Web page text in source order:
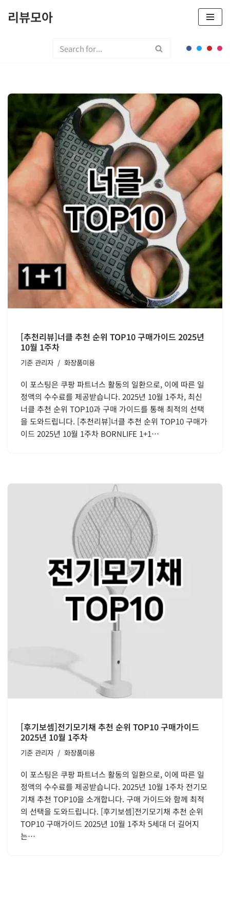
리뷰모아
[추천리뷰]너클 추천 순위 TOP10 구매가이드 2025년
10월 1주차
기준 관리자 화장품미용
이 포스팅은 쿠팡 파트너스 활동의 일환으로, 이에 따른 일
정액의 수수료를 제공받습니다. 2025년 10월 1주차, 최신
너클 추천 순위 TOP10과 구매 가이드를 통해 최적의 선택
을 도와드립니다. [추천리뷰]너클 추천 순위 TOP10 구매가
이드 2025년 10월 1주차 BORNLIFE 1+1…
[후기보셈]전기모기채 추천 순위 TOP10 구매가이드
2025년 10월 1주차
기준 관리자 화장품미용
이 포스팅은 쿠팡 파트너스 활동의 일환으로, 이에 따른 일
정액의 수수료를 제공받습니다. 2025년 10월 1주차 전기모
기채 추천 TOP10을 소개합니다. 구매 가이드와 함께 최적
의 선택을 도와드립니다. [후기보셈]전기모기채 추천 순위
TOP10 구매가이드 2025년 10월 1주차 5세대 더 길어지
는…